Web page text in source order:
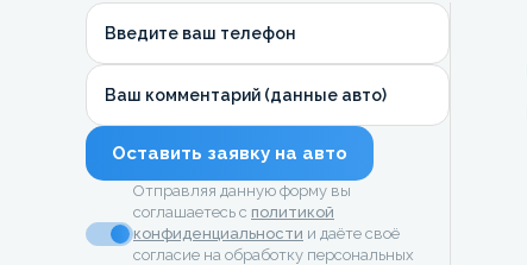
Введите ваш телефон
Ваш комментарий (данные авто)
Оставить заявку на авто
Отправляя данную форму вы
соглашаетесь с политикой
конфиденциальности и даёте своё
согласие на обработку персональных